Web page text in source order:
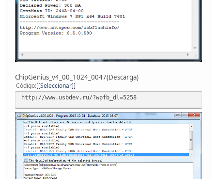
ChipGenius_v4_00_1024_0047(Descarga)
Código [Seleccionar]
http://www.usbdev.ru/?wpfb_dl=5258